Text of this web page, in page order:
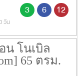
3 6 12
วัน
น โนเบิล
65 ตรม.